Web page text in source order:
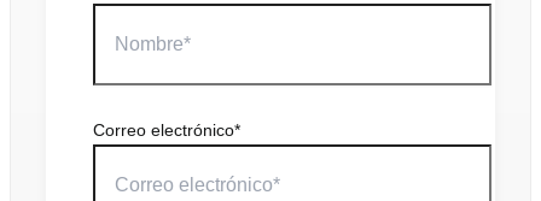
Correo electrónico*